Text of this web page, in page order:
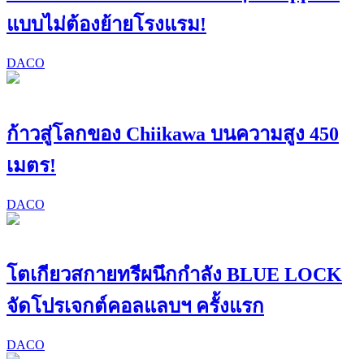
แบบไม่ต้องย้ายโรงแรม!
DACO
ก้าวสู่โลกของ Chiikawa บนความสูง 450
เมตร!
DACO
โตเกียวสกายทรีผนึกกำลัง BLUE LOCK
จัดโปรเจกต์คอลแลบฯ ครั้งแรก
DACO